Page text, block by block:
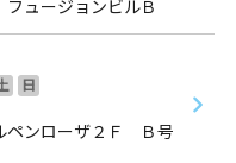
ュージョンビルＢ
日
ペンローザ２Ｆ Ｂ号